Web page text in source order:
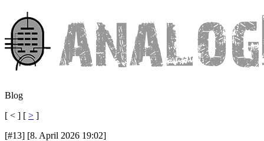
Blog
[ < ] [ > ]
[#13] [8. April 2026 19:02]